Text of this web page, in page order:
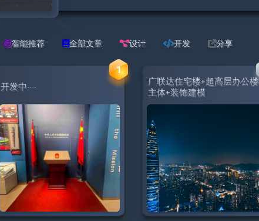
智能推荐 全部文章 设计 开发 分享
1
开发中····
广联达住宅楼+超高层办公楼
主体+装饰建模